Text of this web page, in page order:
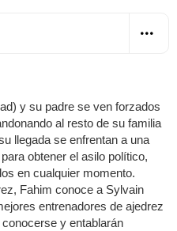
y su padre se ven forzados
al resto de su familia
llegada se enfrentan a una
obtener el asilo político,
en cualquier momento.
Fahim conoce a Sylvain
entrenadores de ajedrez
y entablarán